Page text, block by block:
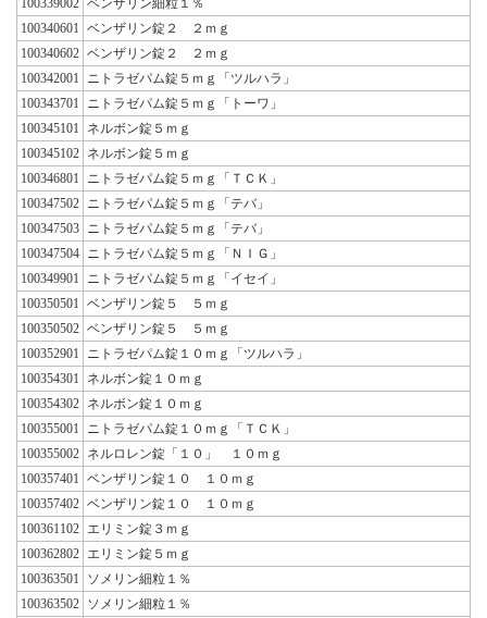
100340601
ベンザリン錠２ ２ｍｇ
100340602 ベンザリン錠２ ２ｍｇ
100342001
ニトラゼパム錠５ｍｇ「ツルハラ」
100343701
ニトラゼパム錠５ｍｇ「トーワ」
100345101
ネルボン錠５ｍｇ
100345102 ネルボン錠５ｍｇ
100346801
ニトラゼパム錠５ｍｇ「ＴＣＫ」
100347502
ニトラゼパム錠５ｍｇ「テバ」
100347503
ニトラゼパム錠５ｍｇ「テバ」
100347504
ニトラゼパム錠５ｍｇ「ＮＩＧ」
100349901
ニトラゼパム錠５ｍｇ「イセイ」
100350501
ベンザリン錠５ ５ｍｇ
100350502 ベンザリン錠５ ５ｍｇ
100352901
ニトラゼパム錠１０ｍｇ「ツルハラ」
100354301
ネルボン錠１０ｍｇ
100354302 ネルボン錠１０ｍｇ
100355001
ニトラゼパム錠１０ｍｇ「ＴＣＫ」
100355002 ネルロレン錠「１０」 １０ｍｇ
100357401
ベンザリン錠１０ １０ｍｇ
100357402 ベンザリン錠１０ １０ｍｇ
100361102 エリミン錠３ｍｇ
100362802 エリミン錠５ｍｇ
100363501
ソメリン細粒１％
100363502 ソメリン細粒１％